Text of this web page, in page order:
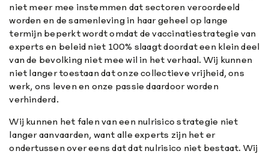
niet meer mee instemmen dat sectoren veroordeeld
worden en de samenleving in haar geheel op lange
termijn beperkt wordt omdat de vaccinatiestrategie van
experts en beleid niet 100% slaagt doordat een klein deel
van de bevolking niet mee wil in het verhaal. Wij kunnen
niet langer toestaan dat onze collectieve vrijheid, ons
werk, ons leven en onze passie daardoor worden
verhinderd.
Wij kunnen het falen van een nulrisico strategie niet
langer aanvaarden, want alle experts zijn het er
ondertussen over eens dat dat nulrisico niet bestaat. Wij